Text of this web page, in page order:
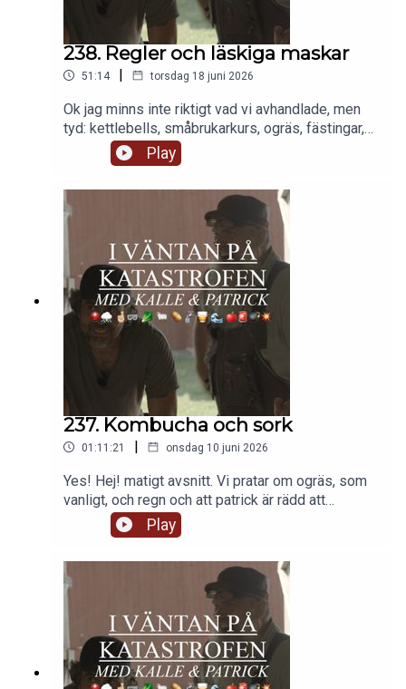
238. Regler och läskiga maskar
51:14 | torsdag 18 juni 2026
Ok jag minns inte riktigt vad vi avhandlade, men
tyd: kettlebells, småbrukarkurs, ogräs, fästingar,
grill som beredskapsverktyg, läskiga maskar,
sniglar, ankor, ankhus, Det Krångliga SverigeTM
(kul diskussion tror jag!).Se för patreons:
sektorbevattning av trädgårdsland och
torrkörningsövervakning av pump.KUL! Missa inte
småbrukarn talar ikväll på Discord!
Play
237. Kombucha och sork
01:11:21 | onsdag 10 juni 2026
Yes! Hej! matigt avsnitt. Vi pratar om ogräs, som
vanligt, och regn och att patrick är rädd att
sommaren blir torr. Lite om sommarbete och sen
noga om hur man gör kombucha. Man blir som lite
sugen.Sen om dopamin. Och våtbäddar. Och Gröna
potatisar. Och bovete mot kvickrot.Sen skulle
patreons få höra om hur man skyddar små
fruktträd men jag kom på att frågeställaren
kanske inte va patreon så det blir till alla.LYSSNA
OCH DISKUTERA I SMÅ GRUPPER!
Play